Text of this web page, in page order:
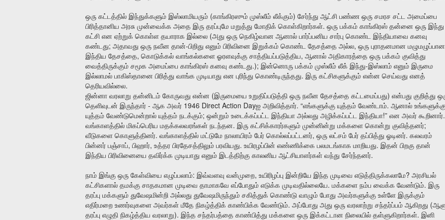
ஒரு கட்டத்தில் இந்துக்களும் இஸ்லாமியரும் (காங்கிரஸும் முஸ்லீம் லீக்கும்) சேர்ந்து ஆட்சி பண்ண ஒரு சமரச சட்ட
அமைப்பை
பிரித்தானிய அரசு முன்வைக்க அதை இரு தரப்புமே மறுத்து மோதிக் கொள்கிறார்கள். ஒரு பக்கம் காங்கிரஸ் தன்னை ஒரு இந்து
கட்சி என ஏற்றுக் கொள்ள தயாராக இல்லை (அது ஒரு நெகிழ்வான ஆனால் பார்ப்பனிய சார்பு கொண்ட இந்தியாவை கனவு
கண்டது; அதாவது ஒரு நவீன தான்-பிறிது எனும் பிரிவினை இறுக்கம் கொண்ட தேசத்தை அல்ல, ஒரு புராதனமான மழுமழுப்பான
இந்திய தேசத்தை, கொடுக்கல் வாங்கல்களை ஓரளவுக்கு சாத்தியப்படுத்திய, ஆனால் அதிகாரத்தை ஒரு பக்கம் குவித்து
வைத்திருக்கும் சமூக அமைப்பை காங்கிரஸ் கனவு கண்டது.); இன்னொரு பக்கம் முஸ்லீம் லீக் இந்து-இஸ்லாம் எனும் இருமை
இல்லாமல் பாகிஸ்தானை பிரித்து வாங்க முடியாது என புரிந்து கொண்டிருந்தது. இரு கட்சிகளுக்கும் என்ன செய்வது எனத்
தெரியவில்லை.
ஜின்னா வரலாறு தன்னிடம் கோருவது என்ன (இருமையை உறுதிப்படுத்தி ஒரு நவீன தேசத்தை கட்டமைப்பது) என்பது குறித்து
தெளிவுடன் இருந்தார் - ஆக அவர் 1946 Direct Action Dayஐ அறிவித்தார். “எங்களுக்கு யுத்தம் வேண்டாம். ஆனால்
யுத்தம் வேண்டுமென்றால் யுத்தம் நடக்கும்; ஒன்றும் உடைக்கப்பட்ட இந்தியா அல்லது அழிக்கப்பட்ட இந்தியா!” என அவர் கூறினார்.
வங்காளத்தில் மிகப்பெரிய மதக்கலவரங்கள் நடந்தன. இரு கட்சிக்காரர்களும் முன்னின்று மக்களை கொன்று குவித்தனர்;
வீடுகளை கொளுத்தினர். வங்காளத்தில் மட்டுமே நாலாயிரம் பேர் கொல்லப்பட்டனர், ஒரு லட்சம் பேர் தப்பித்து ஓடினர். கலவரம்
பின்னர் பஞ்சாப், பிஹார், உத்தர பிரதேசத்திலும் பரவியது. உயிரழப்பின் எண்ணிக்கை பலமடங்காக மாறியது. இதன் பிறகு தான்
இந்திய பிரிவினையை தவிர்க்க முடியாது எனும் இடத்திற்கு காலனிய ஆட்சியாளர்கள் வந்து சேர்ந்தனர்.
நாம் இங்கு ஒரு கேள்வியை எழுப்பலாம்: இவ்வளவு வன்முறை, உயிரிழப்பு இன்றியே இந்த முடிவை எடுத்திருக்கலாமே? அரசியல்
கட்சிகளால் தமக்கு சாதகமான முடிவை தாமாகவே எப்போதும் எடுக்க முடிவதில்லையே. மக்களை நம்ப வைக்க வேண்டும். இரு
தரப்பு மக்களும் துவேஷமின்றி அல்லது துவேஷமிருந்தும் சகித்துக் கொண்டு வாழும் போது அவர்களுக்கு உள்ளே இருக்கும்
எதிர்மறை உணர்வுகளை அவர்கள் மீதே நிகழ்த்திக் காண்பிக்க வேண்டும். அப்போது அது ஒரு வரலாற்று சந்தர்ப்பம் ஆகிறது (
தரப்பு எழுதி நிகழ்த்திய வரலாறு). இந்த சந்தர்பத்தை காண்பித்து மக்களை ஒரு இக்கட்டான நிலையில் தள்ளுகிறார்கள். இனி